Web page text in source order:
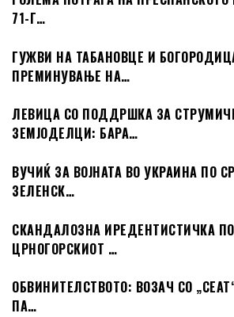
71-Г…
ГУЖВИ НА ТАБАНОВЦЕ И
ПРЕМИНУВАЊЕ НА…
ЛЕВИЦА СО ПОДДРШКА ЗА
ЗЕМЈОДЕЛЦИ: БАРА…
ВУЧИЌ ЗА ВОЈНАТА ВО УКРАИНА ПО
ЗЕЛЕНСК…
СКАНДАЛОЗНА ИРЕДЕНТИСТИЧКА
ЦРНОГОРСКИОТ …
ОБВИНИТЕЛСТВОТО: ВОЗАЧ СО
ПА…